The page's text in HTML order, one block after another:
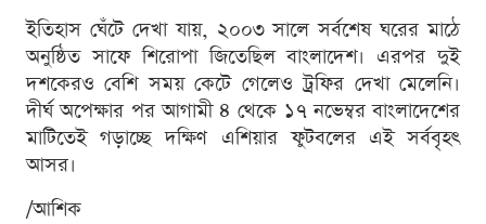
ইতিহাস ঘেঁটে দেখা যায়, ২০০৩ সালে সর্বশেষ ঘরের মাঠে
অনুষ্ঠিত সাফে শিরোপা জিতেছিল বাংলাদেশ। এরপর দুই
দশকেরও বেশি সময় কেটে গেলেও ট্রফির দেখা মেলেনি।
দীর্ঘ অপেক্ষার পর আগামী ৪ থেকে ১৭ নভেম্বর বাংলাদেশের
মাটিতেই গড়াচ্ছে দক্ষিণ এশিয়ার ফুটবলের এই সর্ববৃহৎ
আসর।
/আশিক